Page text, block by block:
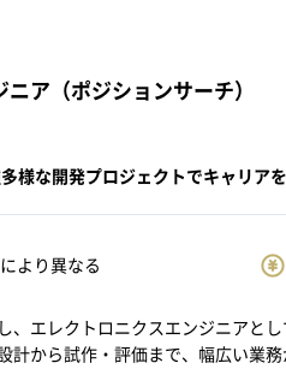
ア（ポジションサーチ）
様な開発プロジェクトでキャリアを
より異なる
、エレクトロニクスエンジニアと
計から試作・評価まで、幅広い業